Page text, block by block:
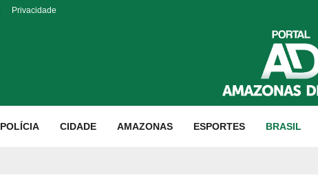
Privacidade
POLÍCIA CIDADE AMAZONAS ESPORTES BRASIL